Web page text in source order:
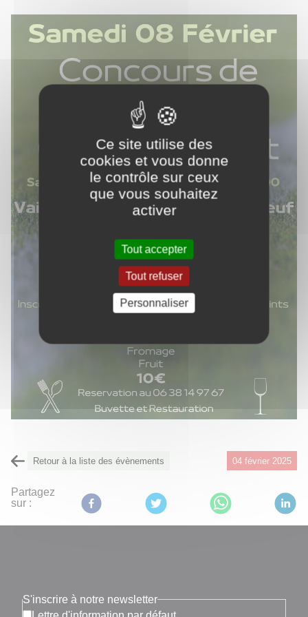
Retour à la liste des évènements 04 février 2025
Partagez
sur :
S'inscrire à notre newsletter
Ce site utilise des
cookies et vous donne
le contrôle sur ceux
que vous souhaitez
activer
Tout accepter
Tout refuser
Personnaliser